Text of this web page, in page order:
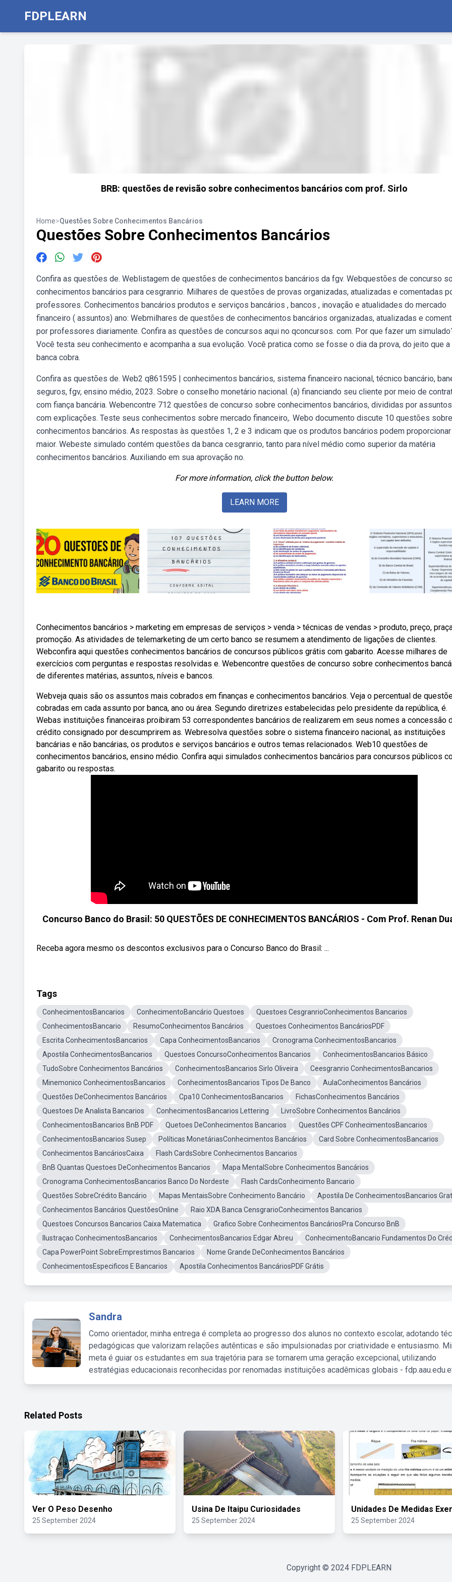
FDPLEARN
BRB: questões de revisão sobre conhecimentos bancários com prof. Sirlo
Home>Questões Sobre Conhecimentos Bancários
Questões Sobre Conhecimentos Bancários
Confira as questões de. Weblistagem de questões de conhecimentos bancários da fgv. Webquestões de concurso
conhecimentos bancários para cesgranrio. Milhares de questões de provas organizadas, atualizadas e comentadas
professores. Conhecimentos bancários produtos e serviços bancários , bancos , inovação e atualidades do mercado
financeiro ( assuntos) ano: Webmilhares de questões de conhecimentos bancários organizadas, atualizadas e
por professores diariamente. Confira as questões de concursos aqui no qconcursos. com. Por que fazer um
Você testa seu conhecimento e acompanha a sua evolução. Você pratica como se fosse o dia da prova, do jeito que a
banca cobra.
Confira as questões de. Web2 q861595 | conhecimentos bancários, sistema financeiro nacional, técnico bancário,
seguros, fgv, ensino médio, 2023. Sobre o conselho monetário nacional. (a) financiando seu cliente por meio de
com fiança bancária. Webencontre 712 questões de concurso sobre conhecimentos bancários, divididas por
com explicações. Teste seus conhecimentos sobre mercado financeiro,. Webo documento discute 10 questões sobre
conhecimentos bancários. As respostas às questões 1, 2 e 3 indicam que os produtos bancários podem proporcionar
maior. Webeste simulado contém questões da banca cesgranrio, tanto para nível médio como superior da matéria
conhecimentos bancários. Auxiliando em sua aprovação no.
For more information, click the button below.
LEARN MORE
Conhecimentos bancários > marketing em empresas de serviços > venda > técnicas de vendas > produto, preço,
promoção. As atividades de telemarketing de um certo banco se resumem a atendimento de ligações de clientes.
Webconfira aqui questões conhecimentos bancários de concursos públicos grátis com gabarito. Acesse milhares de
exercícios com perguntas e respostas resolvidas e. Webencontre questões de concurso sobre conhecimentos
de diferentes matérias, assuntos, níveis e bancos.
Webveja quais são os assuntos mais cobrados em finanças e conhecimentos bancários. Veja o percentual de
cobradas em cada assunto por banca, ano ou área. Segundo diretrizes estabelecidas pelo presidente da república, é.
Webas instituições financeiras proibiram 53 correspondentes bancários de realizarem em seus nomes a concessão
crédito consignado por descumprirem as. Webresolva questões sobre o sistema financeiro nacional, as instituições
bancárias e não bancárias, os produtos e serviços bancários e outros temas relacionados. Web10 questões de
conhecimentos bancários, ensino médio. Confira aqui simulados conhecimentos bancários para concursos públicos
gabarito ou respostas.
Concurso Banco do Brasil: 50 QUESTÕES DE CONHECIMENTOS BANCÁRIOS - Com Prof. Renan
Receba agora mesmo os descontos exclusivos para o Concurso Banco do Brasil: ...
Tags
ConhecimentosBancarios ConhecimentoBancário Questoes
Questoes CesgranrioConhecimentos Bancarios
ConhecimentosBancario
ResumoConhecimentos Bancários
Questoes Conhecimentos BancáriosPDF
Escrita ConhecimentosBancarios
Capa ConhecimentosBancarios
Cronograma ConhecimentosBancarios
Apostila ConhecimentosBancarios
Questoes ConcursoConhecimentos Bancarios
ConhecimentosBancarios Básico
TudoSobre Conhecimentos Bancários
ConhecimentosBancarios Sirlo Oliveira
Ceesgranrio ConhecimentosBancarios
Minemonico ConhecimentosBancarios
ConhecimentosBancarios Tipos De Banco
AulaConhecimentos Bancários
Questões DeConhecimentos Bancários
Cpa10 ConhecimentosBancarios
FichasConhecimentos Bancários
Questoes De Analista Bancarios
ConhecimentosBancarios Lettering
LivroSobre Conhecimentos Bancários
ConhecimentosBancarios BnB PDF
Quetoes DeConhecimentos Bancarios
Questões CPF ConhecimentosBancarios
ConhecimentosBancarios Susep
Políticas MonetáriasConhecimentos Bancários
Card Sobre ConhecimentosBancarios
Conhecimentos BancáriosCaixa
Flash CardsSobre Conhecimentos Bancarios
BnB Quantas Questoes DeConhecimentos Bancarios
Mapa MentalSobre Conhecimentos Bancários
Cronograma ConhecimentosBancarios Banco Do Nordeste
Flash CardsConhecimento Bancario
Questões SobreCrédito Bancário
Mapas MentaisSobre Conhecimento Bancário
Apostila De ConhecimentosBancarios
Conhecimentos Bancários QuestõesOnline
Raio XDA Banca CensgrarioConhecimentos Bancarios
Questoes Concursos Bancarios Caixa Matematica
Grafico Sobre Conhecimentos BancáriosPra Concurso BnB
Ilustraçao ConhecimentosBancarios
ConhecimentosBancarios Edgar Abreu
ConhecimentoBancario Fundamentos Do
Capa PowerPoint SobreEmprestimos Bancarios
Nome Grande DeConhecimentos Bancários
ConhecimentosEspecificos E Bancarios
Apostila Conhecimentos BancáriosPDF Grátis
Sandra
Como orientador, minha entrega é completa ao progresso dos alunos no contexto escolar, adotando
pedagógicas que valorizam relações autênticas e são impulsionadas por criatividade e entusiasmo.
meta é guiar os estudantes em sua trajetória para se tornarem uma geração excepcional, utilizando
estratégias educacionais reconhecidas por renomadas instituições acadêmicas globais -
Related Posts
Ver O Peso Desenho
25 September 2024
Usina De Itaipu Curiosidades
25 September 2024
Unidades De Medidas
25 September 2024
Copyright © 2024 FDPLEARN